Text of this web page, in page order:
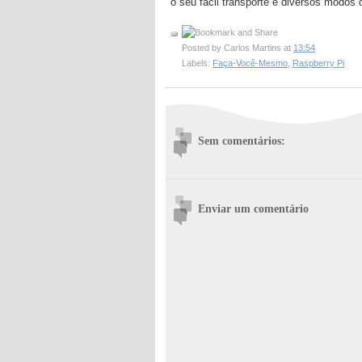
Posted by Carlos Martins at 13:54
Labels: Faça-Você-Mesmo, Raspberry Pi
Sem comentários:
Enviar um comentário